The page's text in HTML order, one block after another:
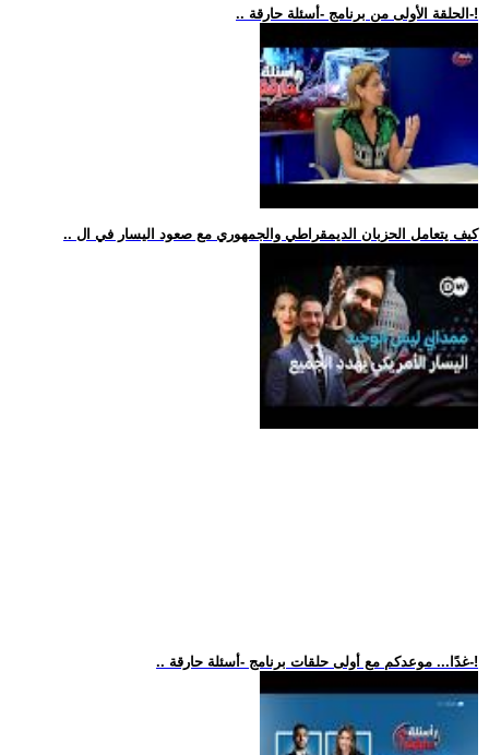
.. الحلقة الأولى من برنامج -أسئلة حارقة-!
.. كيف يتعامل الحزبان الديمقراطي والجمهوري مع صعود اليسار في ال
.. غدًا... موعدكم مع أولى حلقات برنامج -أسئلة حارقة-!